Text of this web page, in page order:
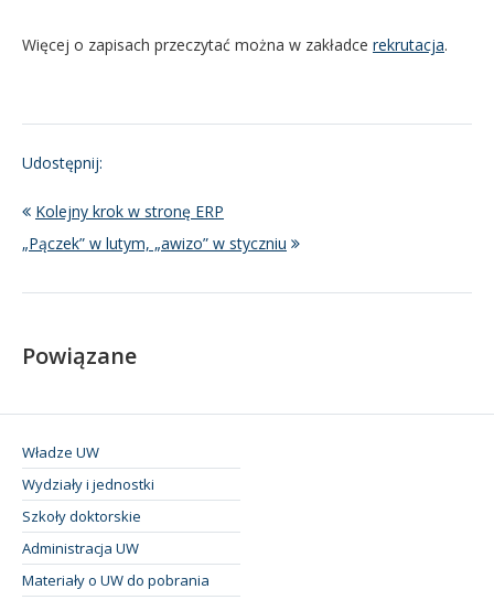
Więcej o zapisach przeczytać można w zakładce rekrutacja.
Udostępnij:
Kolejny krok w stronę ERP
„Pączek” w lutym, „awizo” w styczniu
Powiązane
Władze UW
Wydziały i jednostki
Szkoły doktorskie
Administracja UW
Materiały o UW do pobrania